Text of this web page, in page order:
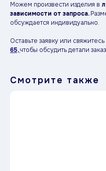
Можем произвести изделия в
зависимости от запроса.
обсуждается индивидуально.
Оставьте заявку или
65,чтобы обсудить детали
Смотрите также